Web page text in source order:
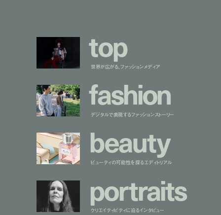
top
世界が広がる、ファッションメディア
fashion
デジタルで表現するファッションストーリー
beauty
ビューティの可能性を探るエディトリアル
portraits
クリエイティビティに迫るインタビュー